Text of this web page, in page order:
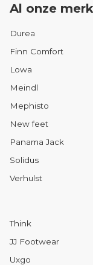
Al onze
Durea
Finn Comfort
Lowa
Meindl
Mephisto
New feet
Panama Jack
Solidus
Verhulst
Think
JJ Footwear
Uxgo